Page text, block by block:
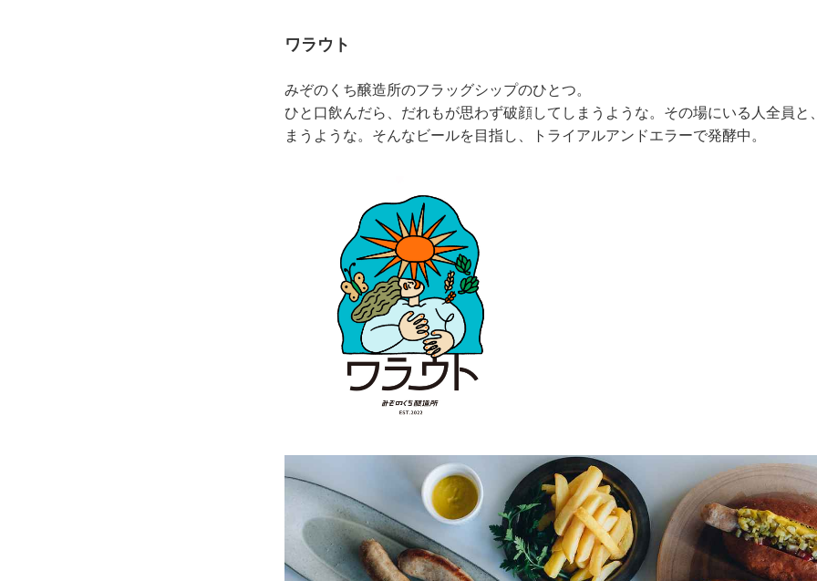
ワラウト
みぞのくち醸造所のフラッグシップのひとつ。
ひと口飲んだら、だれもが思わず破顔してしまうような。その場にいる人全員と
まうような。そんなビールを目指し、トライアルアンドエラーで発酵中。